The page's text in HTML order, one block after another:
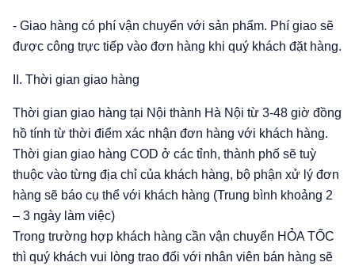
- Giao hàng có phí vận chuyển với sản phẩm. Phí giao sẽ
được công trực tiếp vào đơn hàng khi quý khách đặt hàng.
II. Thời gian giao hàng
Thời gian giao hàng tại Nội thành Hà Nội từ 3-48 giờ đồng
hồ tính từ thời điểm xác nhận đơn hàng với khách hàng.
Thời gian giao hàng COD ở các tỉnh, thành phố sẽ tuỳ
thuộc vào từng địa chỉ của khách hàng, bộ phận xử lý đơn
hàng sẽ báo cụ thể với khách hàng (Trung bình khoảng 2
– 3 ngày làm việc)
Trong trường hợp khách hàng cần vận chuyển HỎA TỐC
thì quý khách vui lòng trao đổi với nhân viên bán hàng sẽ